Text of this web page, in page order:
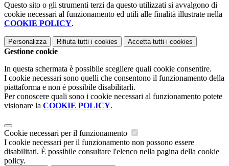
Questo sito o gli strumenti terzi da questo utilizzati si avvalgono di
cookie necessari al funzionamento ed utili alle finalità illustrate nella
COOKIE POLICY.
Personalizza Rifiuta tutti i cookies Accetta tutti i cookies
Gestione cookie
In questa schermata è possibile scegliere quali cookie consentire.
I cookie necessari sono quelli che consentono il funzionamento della
piattaforma e non è possibile disabilitarli.
Per conoscere quali sono i cookie necessari al funzionamento potete
visionare la COOKIE POLICY.
Cookie necessari per il funzionamento
I cookie necessari per il funzionamento non possono essere
disabilitati. È possibile consultare l'elenco nella pagina della cookie
policy.